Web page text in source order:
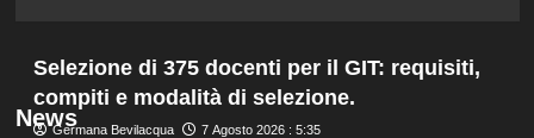
News
Selezione di 375 docenti per il GIT: requisiti,
compiti e modalità di selezione.
Germana Bevilacqua 7 Agosto 2026 : 5:35